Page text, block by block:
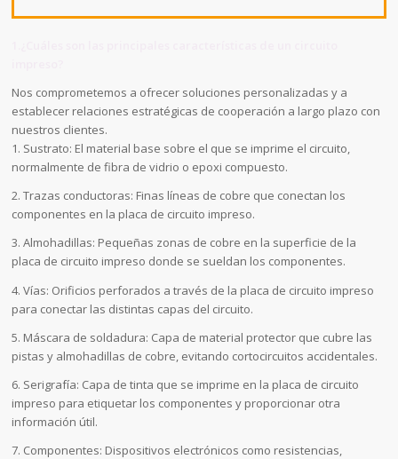
Nos comprometemos a ofrecer soluciones personalizadas y a
establecer relaciones estratégicas de cooperación a largo plazo con
nuestros clientes.
1. Sustrato: El material base sobre el que se imprime el circuito,
normalmente de fibra de vidrio o epoxi compuesto.
2. Trazas conductoras: Finas líneas de cobre que conectan los
componentes en la placa de circuito impreso.
3. Almohadillas: Pequeñas zonas de cobre en la superficie de la
placa de circuito impreso donde se sueldan los componentes.
4. Vías: Orificios perforados a través de la placa de circuito impreso
para conectar las distintas capas del circuito.
5. Máscara de soldadura: Capa de material protector que cubre las
pistas y almohadillas de cobre, evitando cortocircuitos accidentales.
6. Serigrafía: Capa de tinta que se imprime en la placa de circuito
impreso para etiquetar los componentes y proporcionar otra
información útil.
7. Componentes: Dispositivos electrónicos como resistencias,